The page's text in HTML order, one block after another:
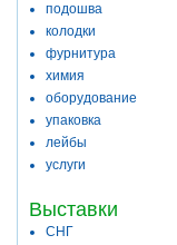
подошва
колодки
фурнитура
химия
оборудование
упаковка
лейбы
услуги
Выставки
СНГ